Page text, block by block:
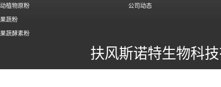
动植物原粉
果蔬粉
果蔬酵素粉
公司动态
扶风斯诺特生物科